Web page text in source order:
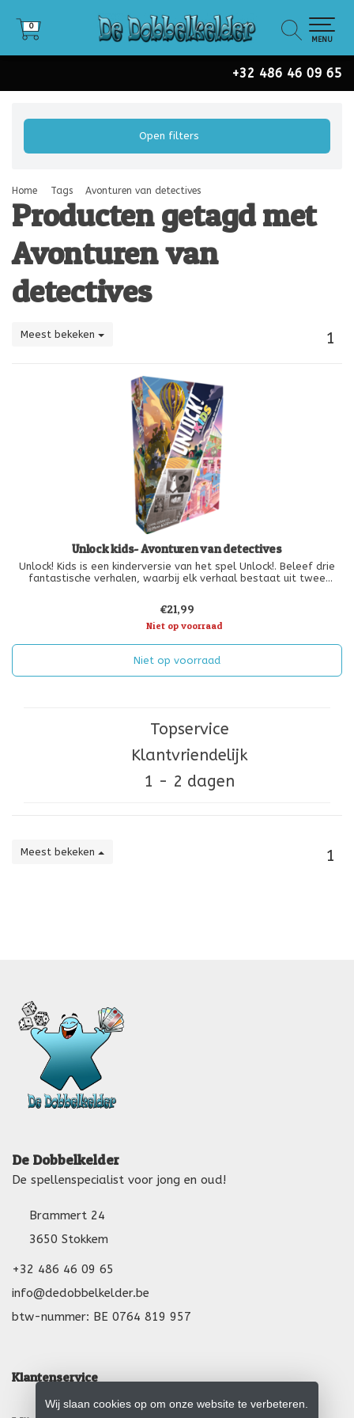
+32 486 46 09 65
0
0
MENU
Open filters
Home Tags Avonturen van detectives
Producten getagd met
Avonturen van
detectives
Meest bekeken 1
Unlock kids- Avonturen van detectives
Unlock! Kids is een kinderversie van het spel Unlock!. Beleef drie
fantastische verhalen, waarbij elk verhaal bestaat uit twee
Verhalen:
€21,99
Niet op voorraad
Niet op voorraad
Topservice
Klantvriendelijk
1 - 2 dagen
Meest bekeken 1
De Dobbelkelder
De spellenspecialist voor jong en oud!
Brammert 24
3650 Stokkem
+32 486 46 09 65
info@dedobbelkelder.be
btw-nummer: BE 0764 819 957
Klantenservice
Wij slaan cookies op om onze website te verbeteren.